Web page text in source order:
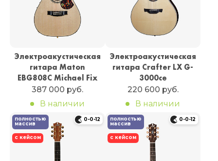
Электроакустическая
гитара Maton
EBG808C Michael Fix
387 000 руб.
В наличии
Электроакустическая
гитара Crafter LX G-
3000ce
220 600 руб.
В наличии
полностью
массив
с кейсом
0-0-12 полностью
массив
с кейсом
0-0-12